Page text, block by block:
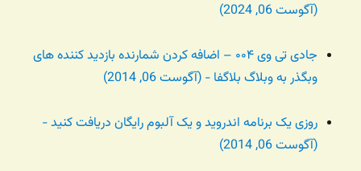
(آگوست 06, 2024)
جادی تی وی ۰۰۴ – اضافه کردن شمارنده بازدید کننده های
وبگذر به وبلاگ بلاگفا - (آگوست 06, 2014)
روزی یک برنامه اندروید و یک آلبوم رایگان دریافت کنید -
(آگوست 06, 2014)